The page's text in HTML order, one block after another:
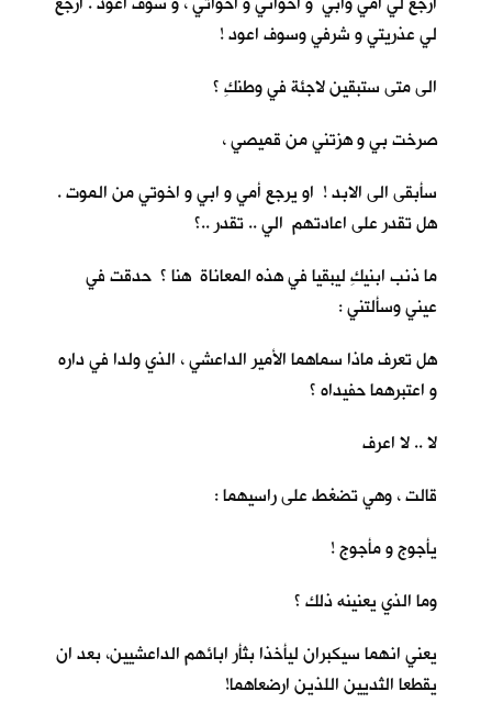
لي عذريتي و شرفي وسوف اعود !
الى متى ستبقين لاجئة في وطنكِ ؟
صرخت بي و هزتني من قميصي ،
سأبقى الى الابد ! او يرجع أمي و ابي و اخوتي من الموت .
هل تقدر على اعادتهم الي .. تقدر ..؟
ما ذنب ابنيكِ ليبقيا في هذه المعاناة هنا ؟ حدقت في
عيني وسألتني :
هل تعرف ماذا سماهما الأمير الداعشي ، الذي ولدا في داره
و اعتبرهما حفيداه ؟
لا .. لا اعرف
قالت ، وهي تضغط على راسيهما :
يأجوج و مأجوج !
وما الذي يعنينه ذلك ؟
يعني انهما سيكبران ليأخذا بثأر ابائهم الداعشيين، بعد ان
يقطعا الثديين اللذين ارضعاهما!